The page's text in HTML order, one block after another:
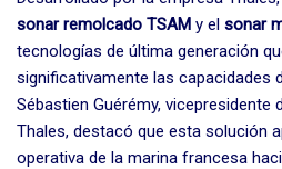
sonar remolcado TSAM y el sonar
tecnologías de última generación
significativamente las capacidades
Sébastien Guérémy, vicepresidente
Thales, destacó que esta solución
operativa de la marina francesa